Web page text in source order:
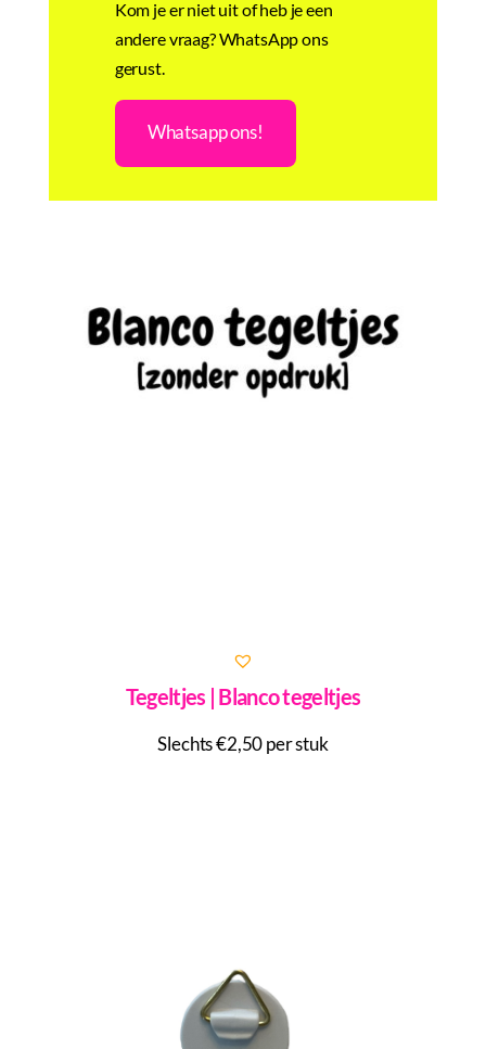
Tegeltjes | Blanco tegeltjes
Slechts €2,50 per stuk
Kom je er niet uit of heb je een
andere vraag? WhatsApp ons
gerust.
Whatsapp ons!